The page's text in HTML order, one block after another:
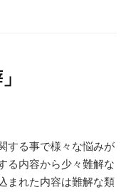
する事で様々な悩みが
る内容から少々難解な
まれた内容は難解な類